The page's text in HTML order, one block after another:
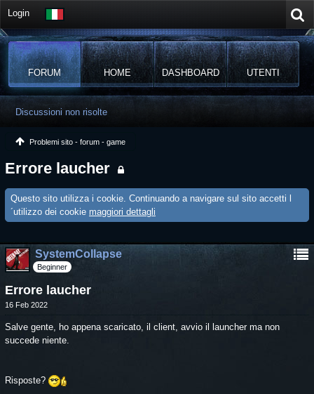
Login
FORUM HOME DASHBOARD UTENTI
Discussioni non risolte
Problemi sito - forum - game
Errore laucher
Questo sito utilizza i cookie. Continuando a navigare sul sito accetti l
´utilizzo dei cookie maggiori dettagli
SystemCollapse
Beginner
Errore laucher
16 Feb 2022
Salve gente, ho appena scaricato, il client, avvio il launcher ma non
succede niente.
Risposte?